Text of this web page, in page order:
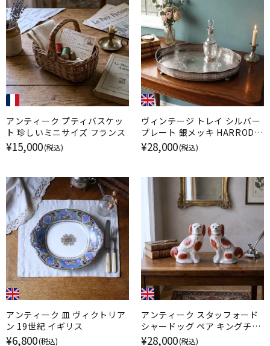
アンティーク プティバスケッ
ト 珍しいミニサイズ フランス
¥15,000(税込)
ヴィンテージ トレイ シルバー
プレート 銀メッキ HARRODS
ハロッズ イギリス
¥28,000(税込)
アンティーク 皿 ヴィクトリア
ン 19世紀 イギリス
¥6,800(税込)
アンティーク スタッフォード
シャードッグ ペア キングチャ
ールズスパニエル イギリス
¥28,000(税込)